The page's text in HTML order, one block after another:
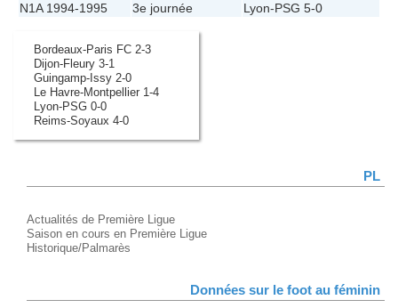
N1A 1994-1995
3e journée Lyon-PSG 5-0
Bordeaux-Paris FC 2-3
Dijon-Fleury 3-1
Guingamp-Issy 2-0
Le Havre-Montpellier 1-4
Lyon-PSG 0-0
Reims-Soyaux 4-0
PL
Actualités de Première Ligue
Saison en cours en Première Ligue
Historique/Palmarès
Données sur le foot au féminin